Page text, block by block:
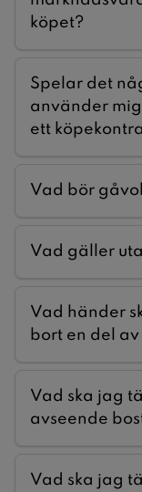
köpet?
Spelar det
använder
ett
Vad bör
Vad gäller
Vad händer
bort en del
Vad ska jag
avseende
Vad ska jag